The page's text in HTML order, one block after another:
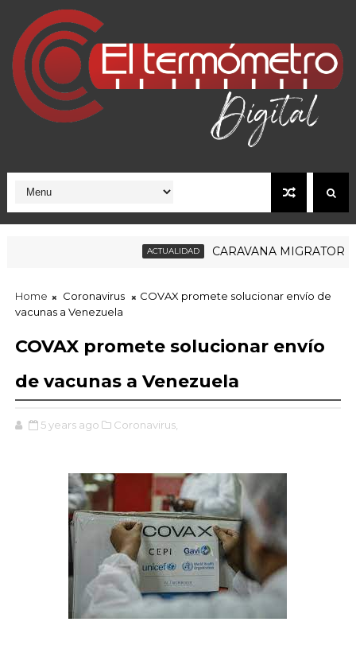
ACTUALIDAD CARAVANA MIGRATORIA
Home Coronavirus
COVAX promete solucionar envío de
vacunas a Venezuela
COVAX promete solucionar envío
de vacunas a Venezuela
5 years ago Coronavirus,